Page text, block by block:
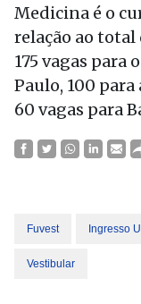
Medicina é o
relação ao total
175 vagas para
Paulo, 100
60 vagas para
Fuvest Ingresso
Vestibular